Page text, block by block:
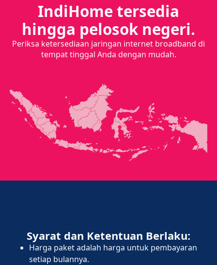
IndiHome tersedia
hingga pelosok negeri.
Periksa ketersediaan jaringan internet broadband di
tempat tinggal Anda dengan mudah.
Syarat dan Ketentuan Berlaku:
Harga paket adalah harga untuk pembayaran
setiap bulannya.